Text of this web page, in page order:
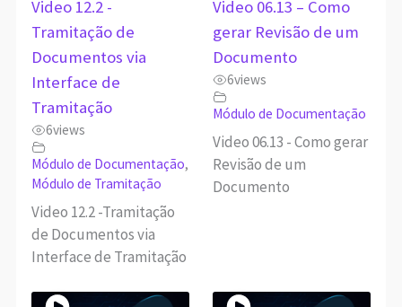
Video 12.2 -
Tramitação de
Documentos via
Interface de
Tramitação
6views
Módulo de Documentação,
Módulo de Tramitação
Video 12.2 -Tramitação
de Documentos via
Interface de Tramitação
Video 06.13 – Como
gerar Revisão de um
Documento
6views
Módulo de Documentação
Video 06.13 - Como gerar
Revisão de um
Documento